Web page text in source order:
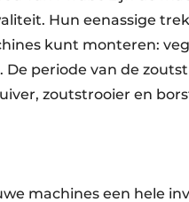
Hun eenassige
kunt monteren:
De periode van de
zoutstrooier en
machines een hele